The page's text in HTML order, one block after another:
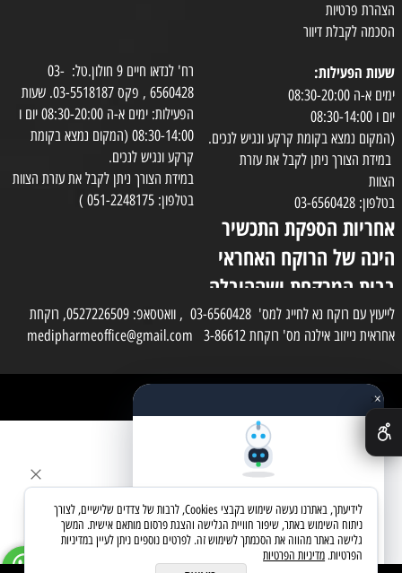
הצהרת פרטיות
הסכמה לקבלת דיוור
שעות הפעילות:
ימים א-ה 08:30-20:00
יום ו 08:30-14:00
(המקום נמצא בקומת קרקע ונגיש לנכים.
במידת הצורך ניתן לקבל את עזרת
הצוות
בטלפון: 03-6560428
אחריות הספקת התכשיר
הינה של הרוקח האחראי
בבית המרקחת ושההובלה
בפועל תעשה בעזרת
השליח
רח' לנדאו חיים 9 חולון.טל: 03-
6560428 , פקס 03-5518187. שעות
הפעילות: ימים א-ה 08:30-20:00 יום ו
08:30-14:00 (המקום נמצא בקומת
קרקע ונגיש לנכים.
במידת הצורך ניתן לקבל את עזרת הצוות
בטלפון: 051-2248175 )
לייעוץ עם רוקח נא לחייג למס' 03-6560428 , וואטסאפ: 0527226509, רוקחת
אחראית נייזוב אילנה מס' רוקחת 3-86612 medipharmeoffice@gmail.com
✕×
שאלו את העוזר החכם
מחפשים מוצר? אני כאן כדי לעזור
בואו נתחיל
לידיעתך, באתרנו נעשה שימוש בקבצי Cookies, לרבות של צדדים שלישיים, לצורך
ניתוח השימוש באתר, שיפור חוויית הגלישה והצגת פרסום מותאם אישית. המשך
גלישה באתר מהווה את הסכמתך לשימוש זה. לפרטים נוספים ניתן לעיין במדיניות
הפרטיות. מדיניות הפרטיות